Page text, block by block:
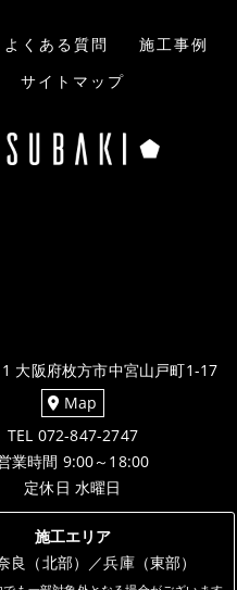
よくある質問 施工事例
サイトマップ
大阪府枚方市中宮山戸町1-17
Map
TEL 072-847-2747
業時間 9:00～18:00
定休日 水曜日
施工エリア
良（北部）／兵庫（東部）